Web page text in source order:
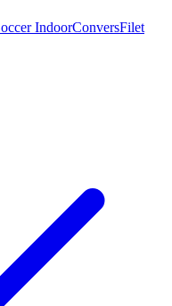
IndoorConversFilet